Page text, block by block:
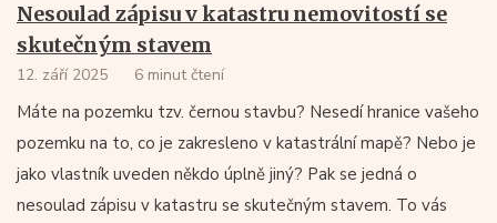
Nesoulad zápisu v katastru nemovitostí se
skutečným stavem
12. září 2025 6 minut čtení
Máte na pozemku tzv. černou stavbu? Nesedí hranice vašeho
pozemku na to, co je zakresleno v katastrální mapě? Nebo je
jako vlastník uveden někdo úplně jiný? Pak se jedná o
nesoulad zápisu v katastru se skutečným stavem. To vás